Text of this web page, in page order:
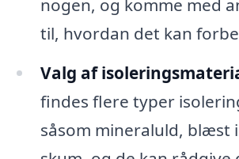
nogen, og komme med
til, hvordan det kan
Valg af
findes flere typer
såsom mineraluld, blæst